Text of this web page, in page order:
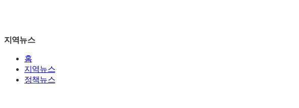
지역뉴스
홈
지역뉴스
정책뉴스